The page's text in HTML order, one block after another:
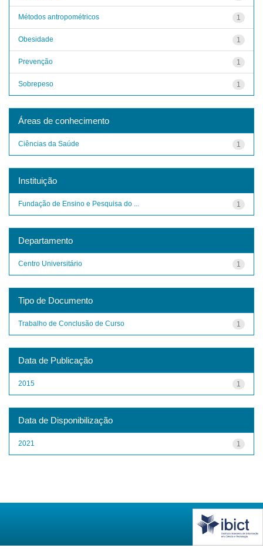
1
Métodos antropométricos
1
Obesidade
1
Prevenção
1
Sobrepeso
Áreas de conhecimento
1
Ciências da Saúde
Instituição
1
Fundação de Ensino e Pesquisa do ...
Departamento
1
Centro Universitário
Tipo de Documento
1
Trabalho de Conclusão de Curso
Data de Publicação
1
2015
Data de Disponibilização
1
2021